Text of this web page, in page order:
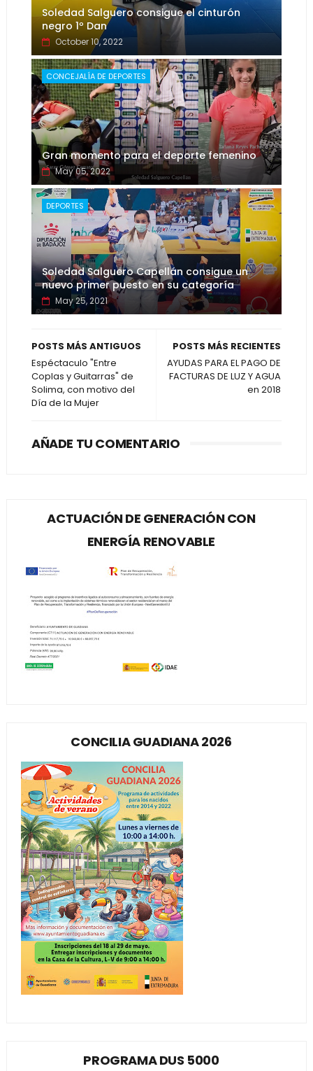
Soledad Salguero consigue el cinturón
negro 1º Dan
October 10, 2022
CONCEJALÍA DE DEPORTES
Gran momento para el deporte femenino
May 05, 2022
DEPORTES
Soledad Salguero Capellán consigue un
nuevo primer puesto en su categoría
May 25, 2021
POSTS MÁS RECIENTES
AYUDAS PARA EL PAGO DE
FACTURAS DE LUZ Y AGUA
en 2018
POSTS MÁS ANTIGUOS
Espéctaculo "Entre
Coplas y Guitarras" de
Solima, con motivo del
Día de la Mujer
AÑADE TU COMENTARIO
ACTUACIÓN DE GENERACIÓN CON
ENERGÍA RENOVABLE
CONCILIA GUADIANA 2026
PROGRAMA DUS 5000